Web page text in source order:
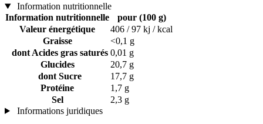
Information nutritionnelle
Information nutritionnelle
pour (100 g)
Valeur énergétique
406 / 97 kj / kcal
Graisse
<0,1 g
dont Acides gras saturés 0,01 g
Glucides
20,7 g
dont Sucre
17,7 g
Protéine
1,7 g
Sel
2,3 g
Informations juridiques